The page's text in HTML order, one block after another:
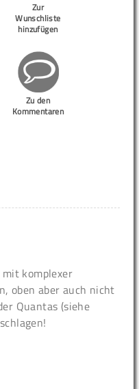
Zur
Wunschliste
hinzufügen
Zu den
Kommentaren
komplexer
oben aber auch nicht
Quantas (siehe